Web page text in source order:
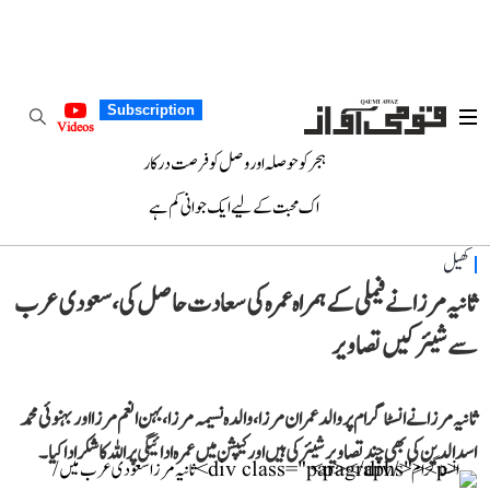
Subscription
Videos
ہجر کو حوصلہ اور وصل کو فرصت درکار
اک محبت کے لیے ایک جوانی کم ہے
کھیل
ثانیہ مرزا نے فیملی کے ہمراہ عمرہ کی سعادت حاصل کی، سعودی عرب
سے شیئر کیں تصاویر
ثانیہ مرزا نے انسٹاگرام پر والد عمران مرزا، والدہ نسیمہ مرزا، بہن انعم مرزا اور بہنوئی محمد
اسدالدین کی بھی چند تصاویر شیئر کی ہیں اور کیپشن میں عمرہ ادائیگی پر اللہ کا شکر ادا کیا۔